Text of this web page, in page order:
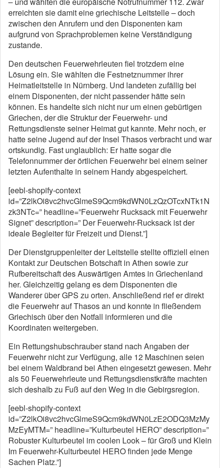
erreichten sie damit eine griechische Leitstelle – doch
zwischen den Anrufern und den Disponenten kam
aufgrund von Sprachproblemen keine Verständigung
zustande.
Den deutschen Feuerwehrleuten fiel trotzdem eine
Lösung ein. Sie wählten die Festnetznummer ihrer
Heimatleitstelle in Nürnberg. Und landeten zufällig bei
einem Disponenten, der nicht passender hätte sein
können. Es handelte sich nicht nur um einen gebürtigen
Griechen, der die Struktur der Feuerwehr- und
Rettungsdienste seiner Heimat gut kannte. Mehr noch, er
hatte seine Jugend auf der Insel Thasos verbracht und war
ortskundig. Fast unglaublich: Er hatte sogar die
Telefonnummer der örtlichen Feuerwehr bei einem seiner
letzten Aufenthalte in seinem Handy abgespeichert.
[eebl-shopify-context
id=”Z2lkOi8vc2hvcGlmeS9Qcm9kdWN0LzQzOTcxNTk1N
zk3NTc=” headline=”Feuerwehr Rucksack mit Feuerwehr
Signet” description=” Der Feuerwehr-Rucksack ist der
ideale Begleiter für Freizeit und Dienst.”]
Der Dienstgruppenleiter der Leitstelle stellte offiziell einen
Kontakt zur Deutschen Botschaft in Athen sowie zur
Rufbereitschaft des Auswärtigen Amtes in Griechenland
her. Gleichzeitig gelang es dem Disponenten die
Wanderer über GPS zu orten. Anschließend rief er direkt
die Feuerwehr auf Thasos an und konnte in fließendem
Griechisch über den Notfall informieren und die
Koordinaten weitergeben.
Ein Rettungshubschrauber stand nach Angaben der
Feuerwehr nicht zur Verfügung, alle 12 Maschinen seien
bei einem Waldbrand bei Athen eingesetzt gewesen. Mehr
als 50 Feuerwehrleute und Rettungsdienstkräfte machten
sich deshalb zu Fuß auf den Weg in die Gebirgsregion.
[eebl-shopify-context
id=”Z2lkOi8vc2hvcGlmeS9Qcm9kdWN0LzE2ODQ3MzMy
MzEyMTM=” headline=”Kulturbeutel HERO” description=”
Robuster Kulturbeutel im coolen Look – für Groß und Klein
Im Feuerwehr-Kulturbeutel HERO finden jede Menge
Sachen Platz.”]